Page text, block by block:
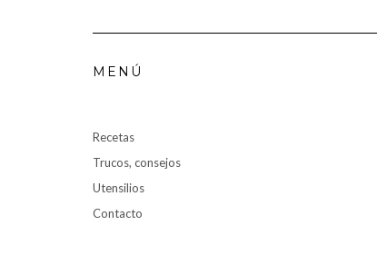
MENÚ
Recetas
Trucos, consejos
Utensilios
Contacto